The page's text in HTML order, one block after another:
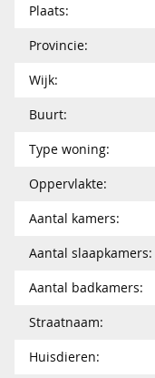
Plaats:
Provincie:
Wijk:
Buurt:
Type woning:
Oppervlakte:
Aantal kamers:
Aantal slaapkamers:
Aantal badkamers:
Straatnaam:
Huisdieren: